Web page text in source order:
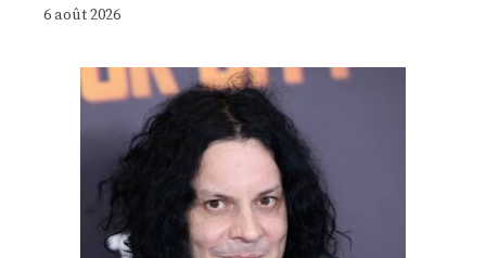
6 août 2026